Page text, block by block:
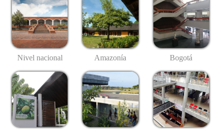
Nivel nacional Amazonía Bogotá